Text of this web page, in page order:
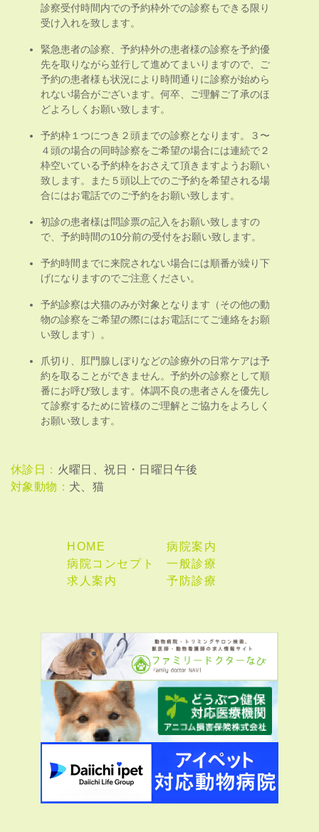
診察受付時間内での予約枠外での診察もできる限り
受け入れを致します。
緊急患者の診察、予約枠外の患者様の診察を予約優
先を取りながら並行して進めてまいりますので、ご
予約の患者様も状況により時間通りに診察が始めら
れない場合がございます。何卒、ご理解ご了承のほ
どよろしくお願い致します。
予約枠１つにつき２頭までの診察となります。３〜
４頭の場合の同時診察をご希望の場合には連続で２
枠空いている予約枠をおさえて頂きますようお願い
致します。また５頭以上でのご予約を希望される場
合にはお電話でのご予約をお願い致します。
初診の患者様は問診票の記入をお願い致しますの
で、予約時間の10分前の受付をお願い致します。
予約時間までに来院されない場合には順番が繰り下
げになりますのでご注意ください。
予約診察は犬猫のみが対象となります（その他の動
物の診察をご希望の際にはお電話にてご連絡をお願
い致します）。
爪切り、肛門腺しぼりなどの診療外の日常ケアは予
約を取ることができません。予約外の診察として順
番にお呼び致します。体調不良の患者さんを優先し
て診察するために皆様のご理解とご協力をよろしく
お願い致します。
休診日： 火曜日、祝日・日曜日午後
対象動物： 犬、猫
HOME
病院案内
病院コンセプト
一般診療
求人案内
予防診療